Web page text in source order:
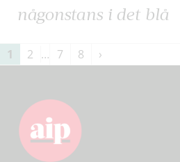
någonstans i det blå
Sidnumrering
inlägg
1 2 … 7 8 ›